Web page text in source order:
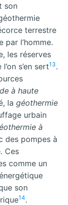
son
terrestre
l’homme.
les réserves
s’en sert13.
à haute
la géothermie
urbain
à
des pompes à
Ces
comme un
son
14.